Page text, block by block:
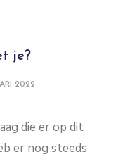
je?
2022
die er op dit
er nog steeds